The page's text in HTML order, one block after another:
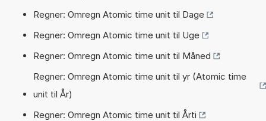
Regner: Omregn Atomic time unit til Dage
Regner: Omregn Atomic time unit til Uge
Regner: Omregn Atomic time unit til Måned
Regner: Omregn Atomic time unit til yr (Atomic time
unit til År)
Regner: Omregn Atomic time unit til Årti